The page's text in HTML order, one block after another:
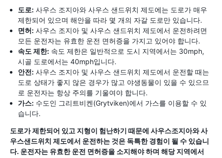
도로: 사우스 조지아와 사우스 샌드위치 제도에는 도로가 매우
제한되어 있으며 해안을 따라 몇 개의 자갈 도로만 있습니다.
면허: 사우스 조지아 및 사우스 샌드위치 제도에서 운전하려면
모든 운전자는 유효한 운전 면허증을 가지고 있어야 합니다.
속도 제한: 속도 제한은 일반적으로 도시 지역에서는 30mph,
시골 도로에서는 40mph입니다.
안전: 사우스 조지아 및 사우스 샌드위치 제도에서 운전할 때는
도로 상태가 좋지 않은 경우가 많고 야생동물이 있을 수 있으므
로 운전자는 항상 주의를 기울여야 합니다.
가스: 수도인 그리트비켄(Grytviken)에서 가스를 이용할 수 있
습니다.
도로가 제한되어 있고 지형이 험난하기 때문에 사우스조지아와 사
우스샌드위치 제도에서 운전하는 것은 독특한 경험이 될 수 있습니
다. 운전자는 유효한 운전 면허증을 소지해야 하며 해당 지역에서